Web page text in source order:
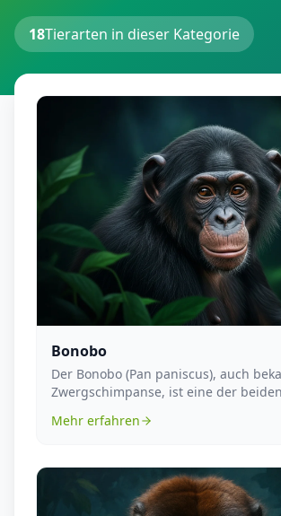
18Tierarten in dieser Kategorie
Bonobo
Der Bonobo (Pan paniscus), auch
Zwergschimpanse, ist eine der
Mehr erfahren